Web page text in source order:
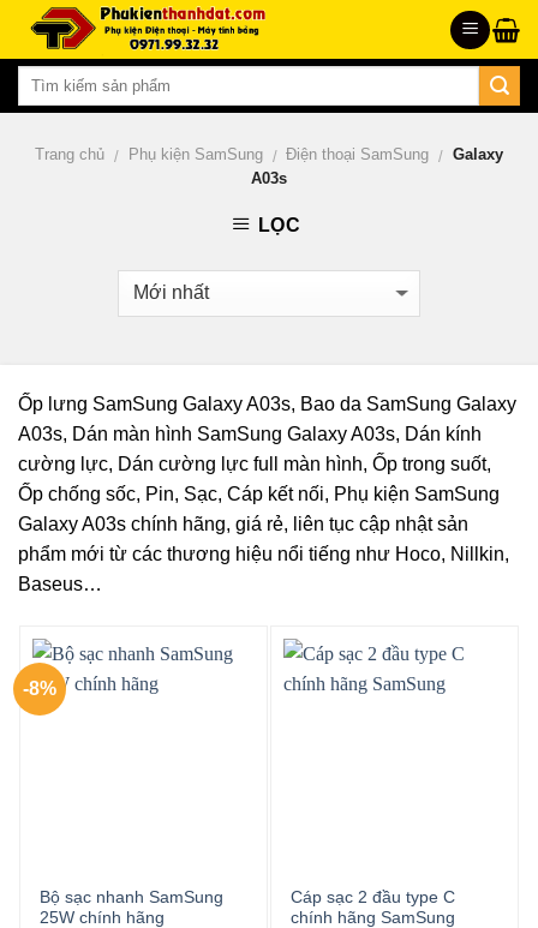
content
Trang chủ / Phụ kiện SamSung / Điện thoại SamSung / Galaxy
A03s
LỌC
Ốp lưng SamSung Galaxy A03s, Bao da SamSung Galaxy
A03s, Dán màn hình SamSung Galaxy A03s, Dán kính
cường lực, Dán cường lực full màn hình, Ốp trong suốt,
Ốp chống sốc, Pin, Sạc, Cáp kết nối, Phụ kiện SamSung
Galaxy A03s chính hãng, giá rẻ, liên tục cập nhật sản
phẩm mới từ các thương hiệu nổi tiếng như Hoco, Nillkin,
Baseus…
-8%
Bộ sạc nhanh SamSung
25W chính hãng
Cáp sạc 2 đầu type C
chính hãng SamSung